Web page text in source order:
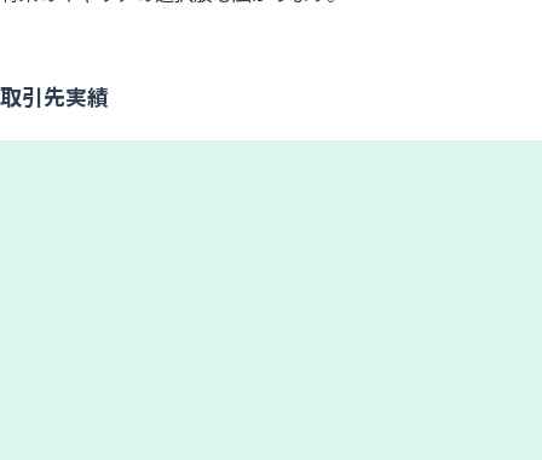
取引先実績